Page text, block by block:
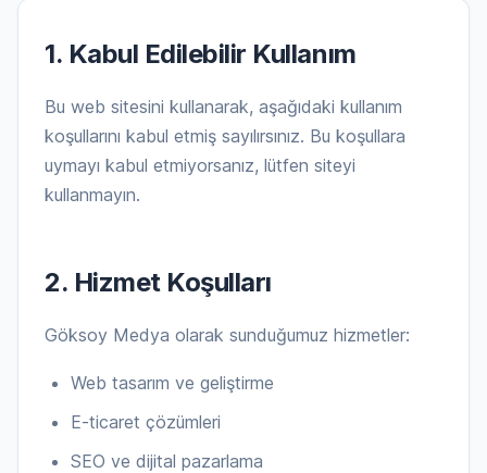
1. Kabul Edilebilir Kullanım
Bu web sitesini kullanarak, aşağıdaki kullanım
koşullarını kabul etmiş sayılırsınız. Bu koşullara
uymayı kabul etmiyorsanız, lütfen siteyi
kullanmayın.
2. Hizmet Koşulları
Göksoy Medya olarak sunduğumuz hizmetler:
Web tasarım ve geliştirme
E-ticaret çözümleri
SEO ve dijital pazarlama